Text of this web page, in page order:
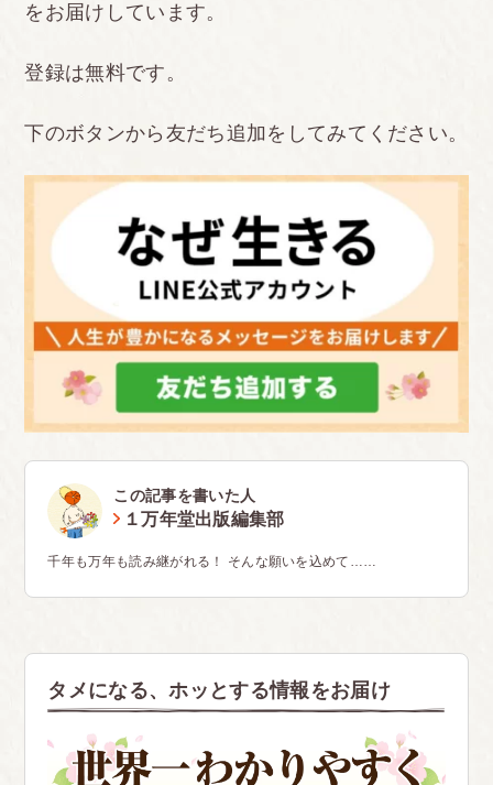
をお届けしています。
登録は無料です。
下のボタンから友だち追加をしてみてください。
この記事を書いた人
１万年堂出版編集部
千年も万年も読み継がれる！ そんな願いを込めて……
タメになる、ホッとする情報をお届け